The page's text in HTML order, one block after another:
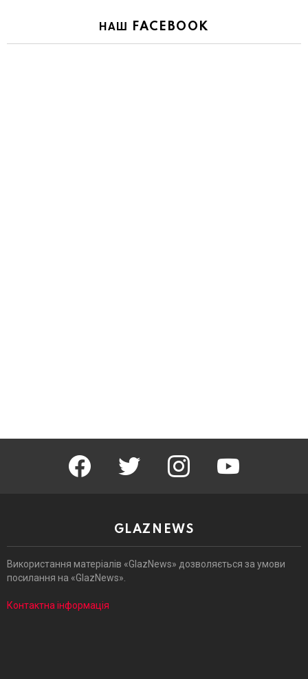
НАШ FACEBOOK
facebook twitter instagram
GLAZNEWS
Використання матеріалів «GlazNews» дозволяється за умови
посилання на «GlazNews».
Контактна інформація